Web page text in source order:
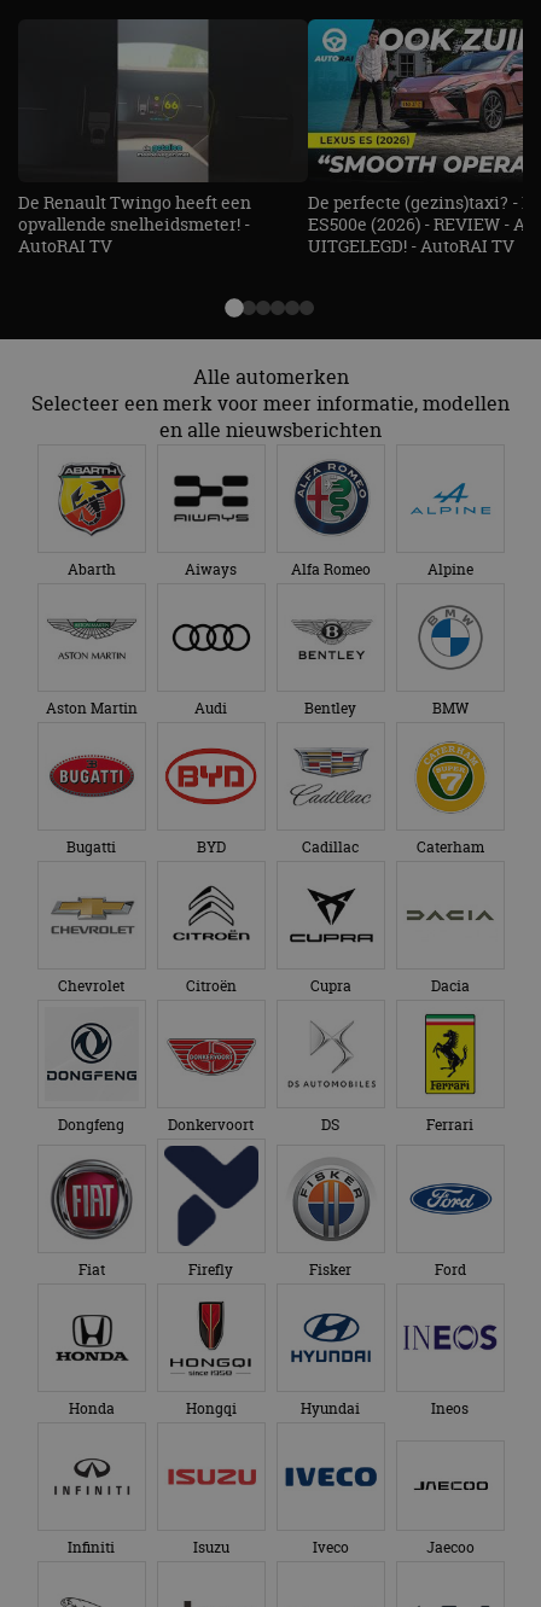
De Renault Twingo heeft een
opvallende snelheidsmeter! -
AutoRAI TV
De perfecte (gezins)taxi? -
ES500e (2026) - REVIEW -
UITGELEGD! - AutoRAI TV
Alle automerken
Selecteer een merk voor meer informatie, modellen
en alle nieuwsberichten
Abarth Aiways Alfa Romeo Alpine
Aston Martin Audi Bentley BMW
Bugatti BYD Cadillac Caterham
Chevrolet Citroën Cupra Dacia
Dongfeng Donkervoort DS Ferrari
Fiat Firefly Fisker Ford
Honda Hongqi Hyundai Ineos
Infiniti Isuzu Iveco Jaecoo